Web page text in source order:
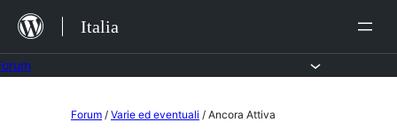
Salta
contenuto
Italia
Forum / Varie ed eventuali / Ancora Attiva